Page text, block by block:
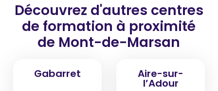
Découvrez d'autres centres
de formation à proximité
de Mont-de-Marsan
Gabarret Aire-sur-
l’Adour